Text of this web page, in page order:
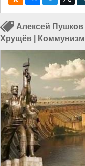
Алексей Пушков
Хрущёв
Коммунизм
|Коммунизм в СССР